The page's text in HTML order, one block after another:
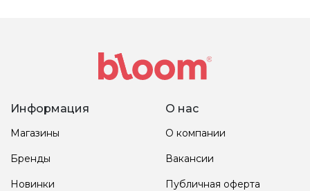
Информация
Магазины
Бренды
Новинки
О нас
О компании
Вакансии
Публичная оферта